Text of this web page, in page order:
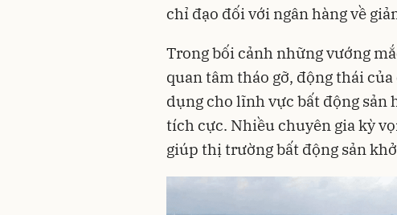
chỉ đạo đối với ngân hàng về
Trong bối cảnh những vướng
quan tâm tháo gỡ, động thái
dụng cho lĩnh vực bất động sản
tích cực. Nhiều chuyên gia kỳ
giúp thị trường bất động sản